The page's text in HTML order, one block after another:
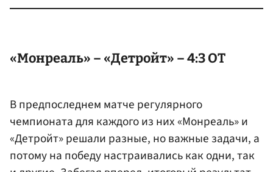
«Монреаль» – «Детройт» – 4:3 ОТ
В предпоследнем матче регулярного
чемпионата для каждого из них «Монреаль» и
«Детройт» решали разные, но важные задачи, а
потому на победу настраивались как одни, так